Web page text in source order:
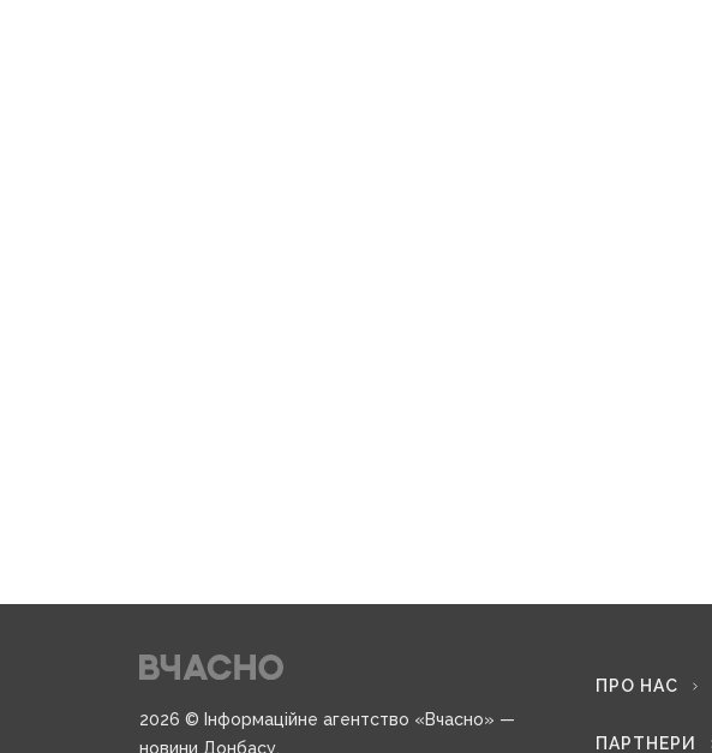
2026 © Інформаційне агентство «Вчасно» —
новини Донбасу.
ПРО НАС
ПАРТНЕРИ